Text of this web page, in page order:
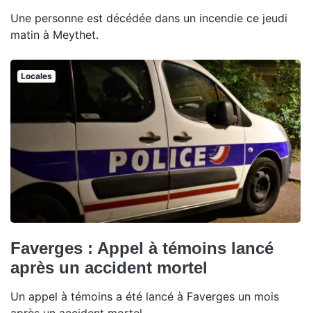
Une personne est décédée dans un incendie ce jeudi
matin à Meythet.
Locales
Faverges : Appel à témoins lancé
après un accident mortel
Un appel à témoins a été lancé à Faverges un mois